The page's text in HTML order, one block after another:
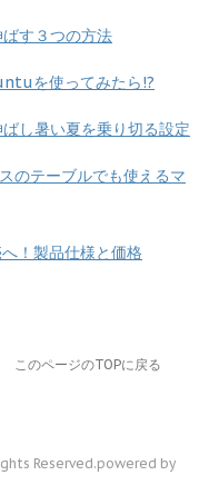
す３つの方法
を使ってみたら!?
し暑い夏を乗り切る設定
のテーブルでも使えるマ
！製品仕様と価格
このページのTOPに戻る
Reserved.powered by